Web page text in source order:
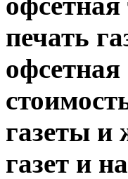
печать
газеты и
газет и